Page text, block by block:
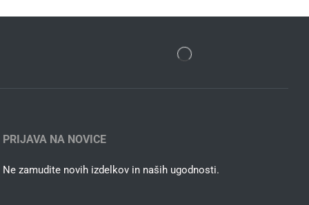
PRIJAVA NA NOVICE
Ne zamudite novih izdelkov in naših ugodnosti.